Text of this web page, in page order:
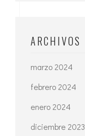
ARCHIVOS
marzo 2024
febrero 2024
enero 2024
diciembre 2023